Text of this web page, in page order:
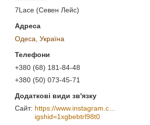
7Lace (Севен Лейс)
Одеса, Україна
+380 (68) 181-84-48
+380 (50) 073-45-71
https://www.instagram.com/7_lace/?
igshid=1xgbebtrl98t0